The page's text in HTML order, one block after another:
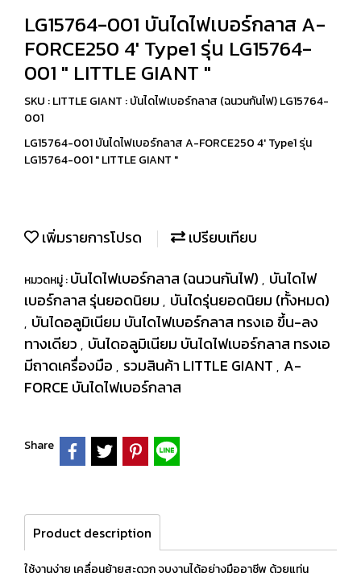
LG15764-001 บันไดไฟเบอร์กลาส A-
FORCE250 4' Type1 รุ่น LG15764-
001 " LITTLE GIANT "
SKU : LITTLE GIANT : บันไดไฟเบอร์กลาส (ฉนวนกันไฟ) LG15764-
001
LG15764-001 บันไดไฟเบอร์กลาส A-FORCE250 4' Type1 รุ่น
LG15764-001 " LITTLE GIANT "
เพิ่มรายการโปรด เปรียบเทียบ
หมวดหมู่ :บันไดไฟเบอร์กลาส (ฉนวนกันไฟ) , บันไดไฟ
เบอร์กลาส รุ่นยอดนิยม , บันไดรุ่นยอดนิยม (ทั้งหมด)
, บันไดอลูมิเนียม บันไดไฟเบอร์กลาส ทรงเอ ขึ้น-ลง
ทางเดียว , บันไดอลูมิเนียม บันไดไฟเบอร์กลาส ทรงเอ
มีถาดเครื่องมือ , รวมสินค้า LITTLE GIANT , A-
FORCE บันไดไฟเบอร์กลาส
Share
Product description
ใช้งานง่าย เคลื่อนย้ายสะดวก จบงานได้อย่างมืออาชีพ ด้วยแท่น